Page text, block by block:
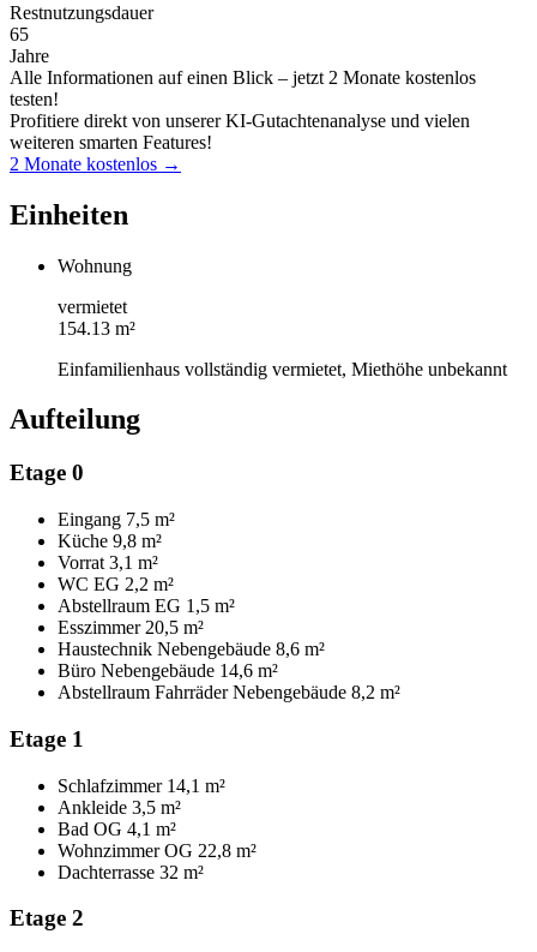
Restnutzungsdauer
65
Jahre
Alle Informationen auf einen Blick – jetzt 2 Monate kostenlos
testen!
Profitiere direkt von unserer KI-Gutachtenanalyse und vielen
weiteren smarten Features!
2 Monate kostenlos →
Einheiten
Wohnung
vermietet
154.13 m²
Einfamilienhaus vollständig vermietet, Miethöhe unbekannt
Aufteilung
Etage 0
Eingang 7,5 m²
Küche 9,8 m²
Vorrat 3,1 m²
WC EG 2,2 m²
Abstellraum EG 1,5 m²
Esszimmer 20,5 m²
Haustechnik Nebengebäude 8,6 m²
Büro Nebengebäude 14,6 m²
Abstellraum Fahrräder Nebengebäude 8,2 m²
Etage 1
Schlafzimmer 14,1 m²
Ankleide 3,5 m²
Bad OG 4,1 m²
Wohnzimmer OG 22,8 m²
Dachterrasse 32 m²
Etage 2